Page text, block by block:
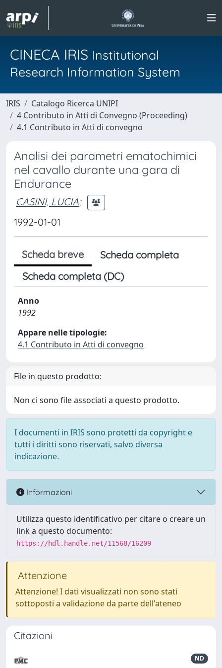
CINECA IRIS Institutional
Research Information System
IRIS
Catalogo Ricerca UNIPI
4 Contributo in Atti di Convegno (Proceeding)
4.1 Contributo in Atti di convegno
Analisi dei parametri ematochimici
nel cavallo durante una gara di
Endurance
CASINI, LUCIA;
1992-01-01
Scheda breve
Scheda completa
Scheda completa (DC)
Anno
1992
Appare nelle tipologie:
4.1 Contributo in Atti di convegno
File in questo prodotto:
Non ci sono file associati a questo prodotto.
I documenti in IRIS sono protetti da copyright e
tutti i diritti sono riservati, salvo diversa
indicazione.
Informazioni
Utilizza questo identificativo per citare o creare un
link a questo documento:
https://hdl.handle.net/11568/16209
Attenzione
Attenzione! I dati visualizzati non sono stati
sottoposti a validazione da parte dell'ateneo
Citazioni
ND